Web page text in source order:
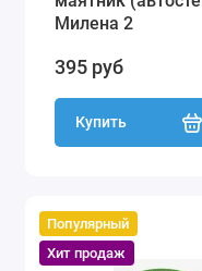
Милена 2
395 руб
Купить
Популярный
Хит продаж